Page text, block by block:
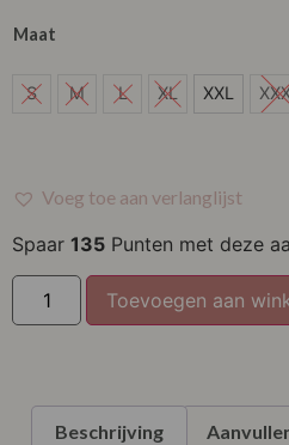
Maat
S
XXL
XXXL
S M L XL XXL
Voeg toe aan verlanglijst
Spaar 135 Punten met deze
Toevoegen aan
Beschrijving